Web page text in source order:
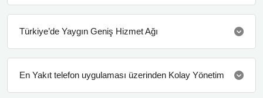
Türkiye’de Yaygın Geniş Hizmet Ağı
En Yakıt telefon uygulaması üzerinden Kolay Yönetim